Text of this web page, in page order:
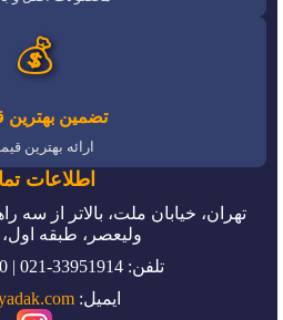
💰
تضمین بهترین
ارائه بهترین
اطلاعات
تهران، خیابان ملت، بالاتر از سه
ولیعصر، طبقه اول،
تلفن: 33951914-021 | 33915780-021
ایمیل: